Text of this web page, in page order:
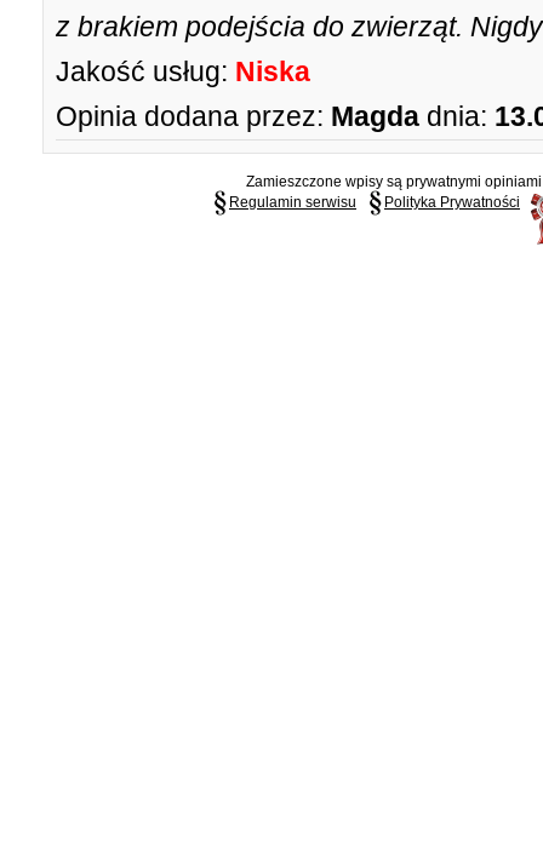
z brakiem podejścia do zwierząt.
Jakość usług: Niska
Opinia dodana przez: Magda dnia:
Zamieszczone wpisy są prywatnymi
Regulamin serwisu
Polityka Prywatności